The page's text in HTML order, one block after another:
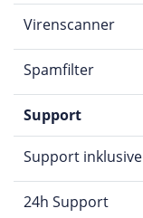
Virenscanner
Spamfilter
Support
Support inklusive
24h Support